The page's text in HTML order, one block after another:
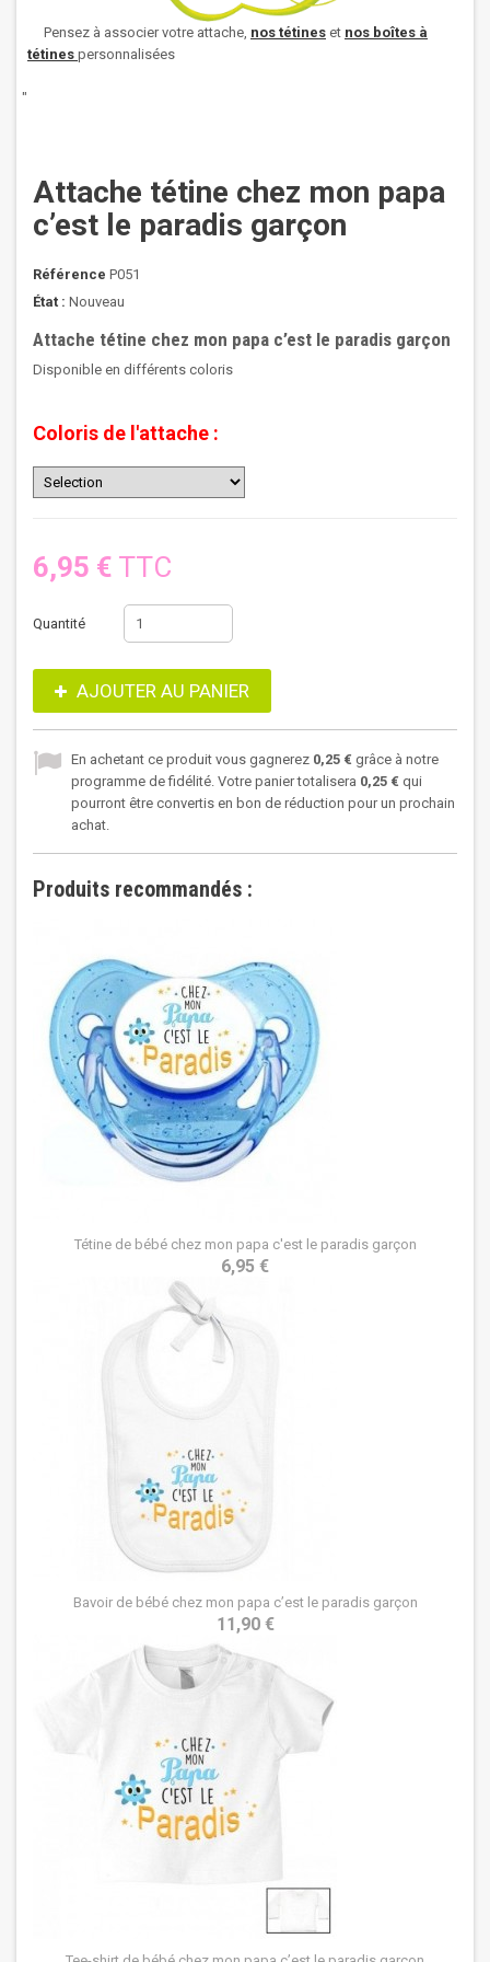
Pensez à associer votre attache, nos tétines et nos boîtes à
tétines personnalisées
"
Attache tétine chez mon papa
c’est le paradis garçon
Référence P051
État : Nouveau
Attache tétine chez mon papa c’est le paradis garçon
Disponible en différents coloris
Coloris de l'attache :
6,95 € TTC
Quantité
AJOUTER AU PANIER
En achetant ce produit vous gagnerez 0,25 € grâce à notre
programme de fidélité. Votre panier totalisera 0,25 € qui
pourront être convertis en bon de réduction pour un prochain
achat.
Produits recommandés :
Tétine de bébé chez mon papa c'est le paradis garçon
6,95 €
Bavoir de bébé chez mon papa c’est le paradis garçon
11,90 €